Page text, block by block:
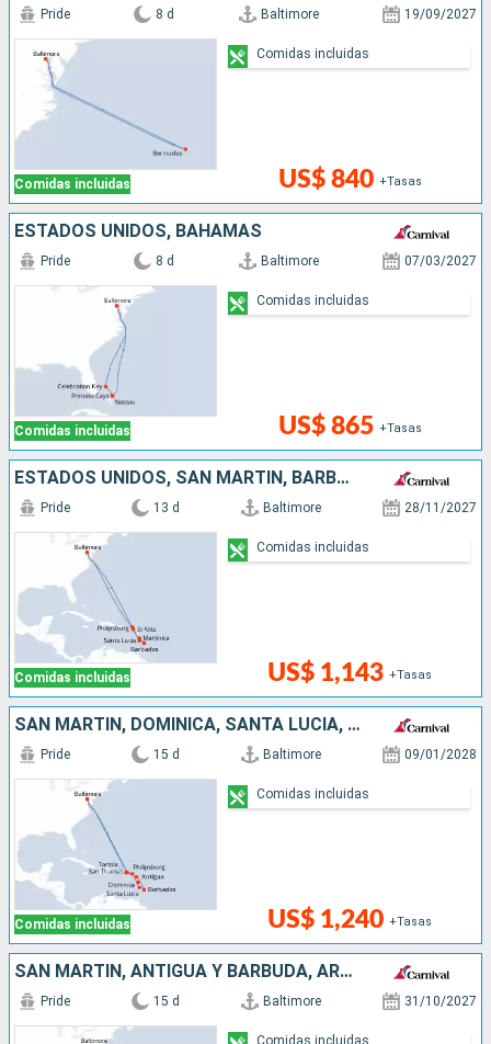
Comidas incluidas
Pride 8 d Baltimore 19/09/2027
US$ 840 +Tasas
Comidas incluidas
ESTADOS UNIDOS, BAHAMAS
Comidas incluidas
Pride 8 d Baltimore 07/03/2027
US$ 865 +Tasas
Comidas incluidas
ESTADOS UNIDOS, SAN MARTÍN, BARBADOS, SANTA LUCIA, ANTIGUA Y BARBUDA
Comidas incluidas
Pride 13 d Baltimore 28/11/2027
US$ 1,143 +Tasas
Comidas incluidas
SAN MARTÍN, DOMINICA, SANTA LUCIA, BARBADOS, ANTIGUA Y BARBUDA, ESTADOS UNIDOS
Comidas incluidas
Pride 15 d Baltimore 09/01/2028
US$ 1,240 +Tasas
Comidas incluidas
SAN MARTÍN, ANTIGUA Y BARBUDA, ARUBA, ESTADOS UNIDOS
Pride 15 d Baltimore 31/10/2027
Comidas incluidas